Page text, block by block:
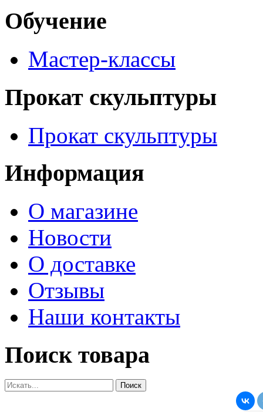
Обучение
Мастер-классы
Прокат скульптуры
Прокат скульптуры
Информация
О магазине
Новости
О доставке
Отзывы
Наши контакты
Поиск товара